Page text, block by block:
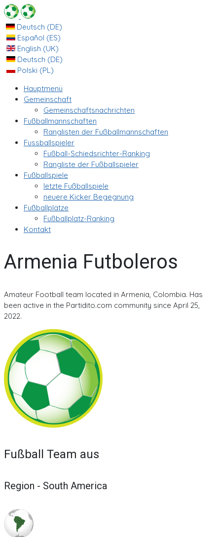
Deutsch (DE)
Español (ES)
English (UK)
Deutsch (DE)
Polski (PL)
Hauptmenü
Gemeinschaft
Gemeinschaftsnachrichten
Fußballmannschaften
Ranglisten der Fußballmannschaften
Fussballspieler
Fußball-Schiedsrichter-Ranking
Rangliste der Fußballspieler
Fußballspiele
letzte Fußballspiele
neuere Kicker Begegnung
Fußballplätze
Fußballplatz-Ranking
Kontakt
Armenia Futboleros
Amateur Football team located in Armenia, Colombia. Has
been active in the Partidito.com community since April 25,
2022.
Fußball Team aus
Region - South America